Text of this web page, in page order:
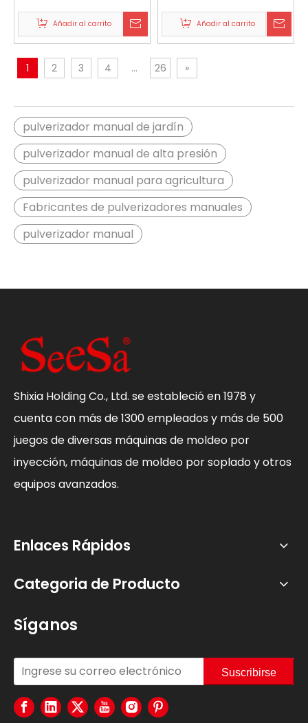
Añadir al carrito Añadir al carrito
1 2 3 4 ... 26 »
pulverizador manual de jardín
pulverizador manual de alta presión
pulverizador manual para agricultura
Fabricantes de pulverizadores manuales
pulverizador manual
Shixia Holding Co., Ltd. se estableció en 1978 y
cuenta con más de 1300 empleados y más de 500
juegos de diversas máquinas de moldeo por
inyección, máquinas de moldeo por soplado y otros
equipos avanzados.
Enlaces Rápidos
Categoria de Producto
Síganos
Suscribirse